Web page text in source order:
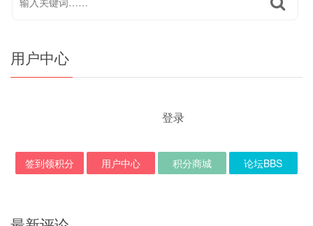
用户中心
登录
签到领积分 用户中心 积分商城 论坛BBS